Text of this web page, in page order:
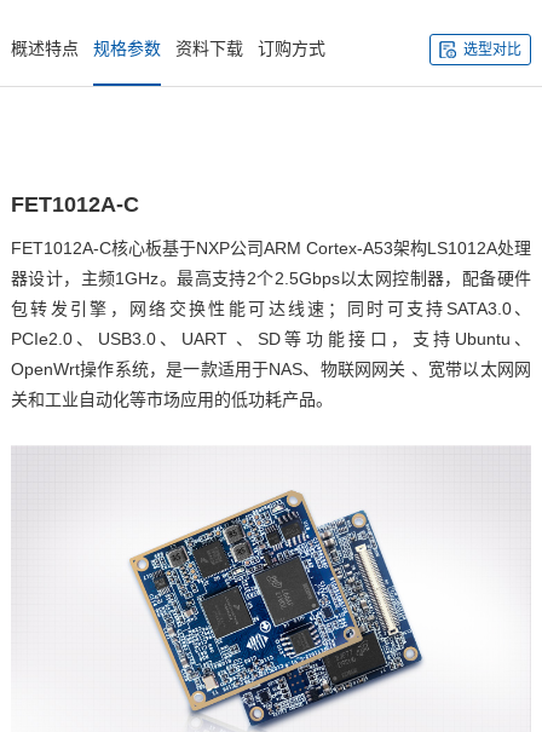
概述特点 规格参数 资料下载 订购方式 选型对比
FET1012A-C
FET1012A-C核心板基于NXP公司ARM Cortex-A53架构LS1012A处理
器设计，主频1GHz。最高支持2个2.5Gbps以太网控制器，配备硬件
包转发引擎，网络交换性能可达线速；同时可支持SATA3.0、
PCIe2.0、USB3.0、UART 、SD等功能接口，支持Ubuntu、
OpenWrt操作系统，是一款适用于NAS、 物联网网关 、宽带以太网网
关和工业自动化等市场应用的低功耗产品。